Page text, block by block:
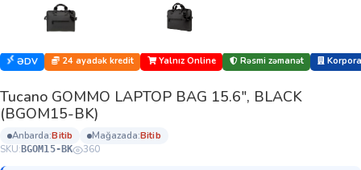
ƏDV 24 ayadək kredit Yalnız Online Rəsmi zəmanət
Tucano GOMMO LAPTOP BAG 15.6″, BLACK
(BGOM15-BK)
anbarda: bi̇ti̇b mağazada: bi̇ti̇b
SKU: BGOM15-BK 360